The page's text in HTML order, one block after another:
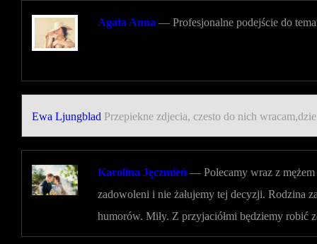
Agata Anna — Profesjonalne podejście do
Ewa Ljungblad Przepiekne zdjecia, czesto do nich
Karolina Jęczmień — Polecamy wraz z
zadowoleni i nie żałujemy tej decyzji. Rodzina
humorów. Miły. Z przyjaciółmi będziemy robić